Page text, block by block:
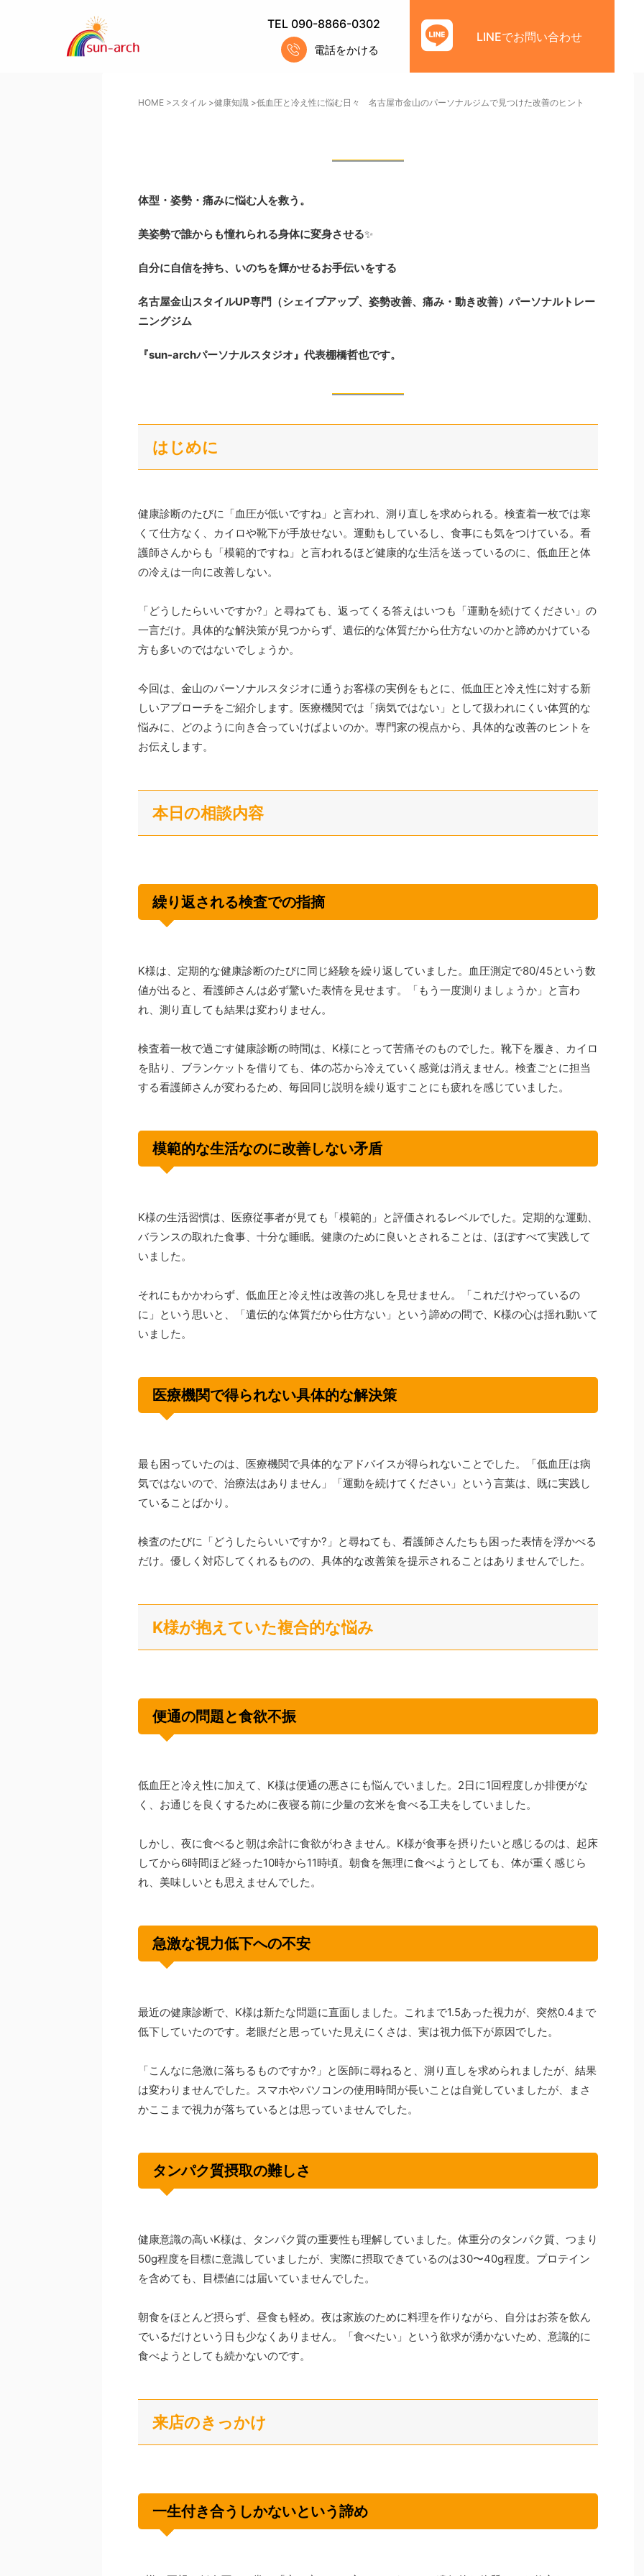
TEL 090-8866-0302
電話をかける
LINEでお問い合わせ
HOME >スタイル >健康知識 >低血圧と冷え性に悩む日々 名古屋市金山のパーソナルジムで見つけた改善のヒント
体型・姿勢・痛みに悩む人を救う。
美姿勢で誰からも憧れられる身体に変身させる✨
自分に自信を持ち、いのちを輝かせるお手伝いをする
名古屋金山スタイルUP専門 （シェイプアップ、姿勢改善、痛み・動き改善） パーソナルトレー
ニングジム
『sun-archパーソナルスタジオ』代表棚橋哲也です。
はじめに
健康診断のたびに「血圧が低いですね」と言われ、測り直しを求められる。検査着一枚では寒
くて仕方なく、カイロや靴下が手放せない。運動もしているし、食事にも気をつけている。看
護師さんからも「模範的ですね」と言われるほど健康的な生活を送っているのに、低血圧と体
の冷えは一向に改善しない。
「どうしたらいいですか?」と尋ねても、返ってくる答えはいつも「運動を続けてください」の
一言だけ。具体的な解決策が見つからず、遺伝的な体質だから仕方ないのかと諦めかけている
方も多いのではないでしょうか。
今回は、金山のパーソナルスタジオに通うお客様の実例をもとに、低血圧と冷え性に対する新
しいアプローチをご紹介します。医療機関では「病気ではない」として扱われにくい体質的な
悩みに、どのように向き合っていけばよいのか。専門家の視点から、具体的な改善のヒントを
お伝えします。
本日の相談内容
繰り返される検査での指摘
K様は、定期的な健康診断のたびに同じ経験を繰り返していました。血圧測定で80/45という数
値が出ると、看護師さんは必ず驚いた表情を見せます。「もう一度測りましょうか」と言わ
れ、測り直しても結果は変わりません。
検査着一枚で過ごす健康診断の時間は、K様にとって苦痛そのものでした。靴下を履き、カイロ
を貼り、ブランケットを借りても、体の芯から冷えていく感覚は消えません。検査ごとに担当
する看護師さんが変わるため、毎回同じ説明を繰り返すことにも疲れを感じていました。
模範的な生活なのに改善しない矛盾
K様の生活習慣は、医療従事者が見ても「模範的」と評価されるレベルでした。定期的な運動、
バランスの取れた食事、十分な睡眠。健康のために良いとされることは、ほぼすべて実践して
いました。
それにもかかわらず、低血圧と冷え性は改善の兆しを見せません。「これだけやっているの
に」という思いと、「遺伝的な体質だから仕方ない」という諦めの間で、K様の心は揺れ動いて
いました。
医療機関で得られない具体的な解決策
最も困っていたのは、医療機関で具体的なアドバイスが得られないことでした。「低血圧は病
気ではないので、治療法はありません」「運動を続けてください」という言葉は、既に実践し
ていることばかり。
検査のたびに「どうしたらいいですか?」と尋ねても、看護師さんたちも困った表情を浮かべる
だけ。優しく対応してくれるものの、具体的な改善策を提示されることはありませんでした。
K様が抱えていた複合的な悩み
便通の問題と食欲不振
低血圧と冷え性に加えて、K様は便通の悪さにも悩んでいました。2日に1回程度しか排便がな
く、お通じを良くするために夜寝る前に少量の玄米を食べる工夫をしていました。
しかし、夜に食べると朝は余計に食欲がわきません。K様が食事を摂りたいと感じるのは、起床
してから6時間ほど経った10時から11時頃。朝食を無理に食べようとしても、体が重く感じら
れ、美味しいとも思えませんでした。
急激な視力低下への不安
最近の健康診断で、K様は新たな問題に直面しました。これまで1.5あった視力が、突然0.4まで
低下していたのです。老眼だと思っていた見えにくさは、実は視力低下が原因でした。
「こんなに急激に落ちるものですか?」と医師に尋ねると、測り直しを求められましたが、結果
は変わりませんでした。スマホやパソコンの使用時間が長いことは自覚していましたが、まさ
かここまで視力が落ちているとは思っていませんでした。
タンパク質摂取の難しさ
健康意識の高いK様は、タンパク質の重要性も理解していました。体重分のタンパク質、つまり
50g程度を目標に意識していましたが、実際に摂取できているのは30〜40g程度。プロテイン
を含めても、目標値には届いていませんでした。
朝食をほとんど摂らず、昼食も軽め。夜は家族のために料理を作りながら、自分はお茶を飲ん
でいるだけという日も少なくありません。「食べたい」という欲求が湧かないため、意識的に
食べようとしても続かないのです。
来店のきっかけ
一生付き合うしかないという諦め